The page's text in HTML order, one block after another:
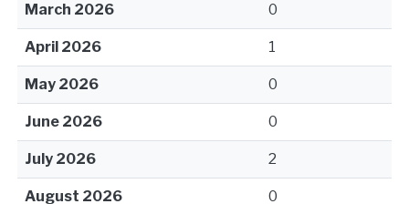
March 2026 0
April 2026 1
May 2026 0
June 2026 0
July 2026 2
August 2026 0